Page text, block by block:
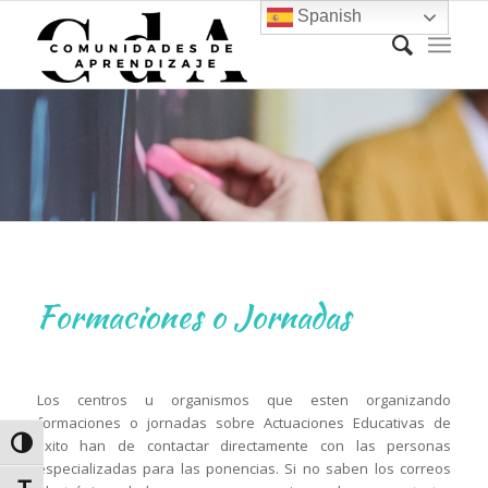
Alternar alto contraste
Formaciones o Jornadas
Los centros u organismos que esten organizando
formaciones o jornadas sobre Actuaciones Educativas de
Éxito han de contactar directamente con las personas
especializadas para las ponencias. Si no saben los correos
Spanish